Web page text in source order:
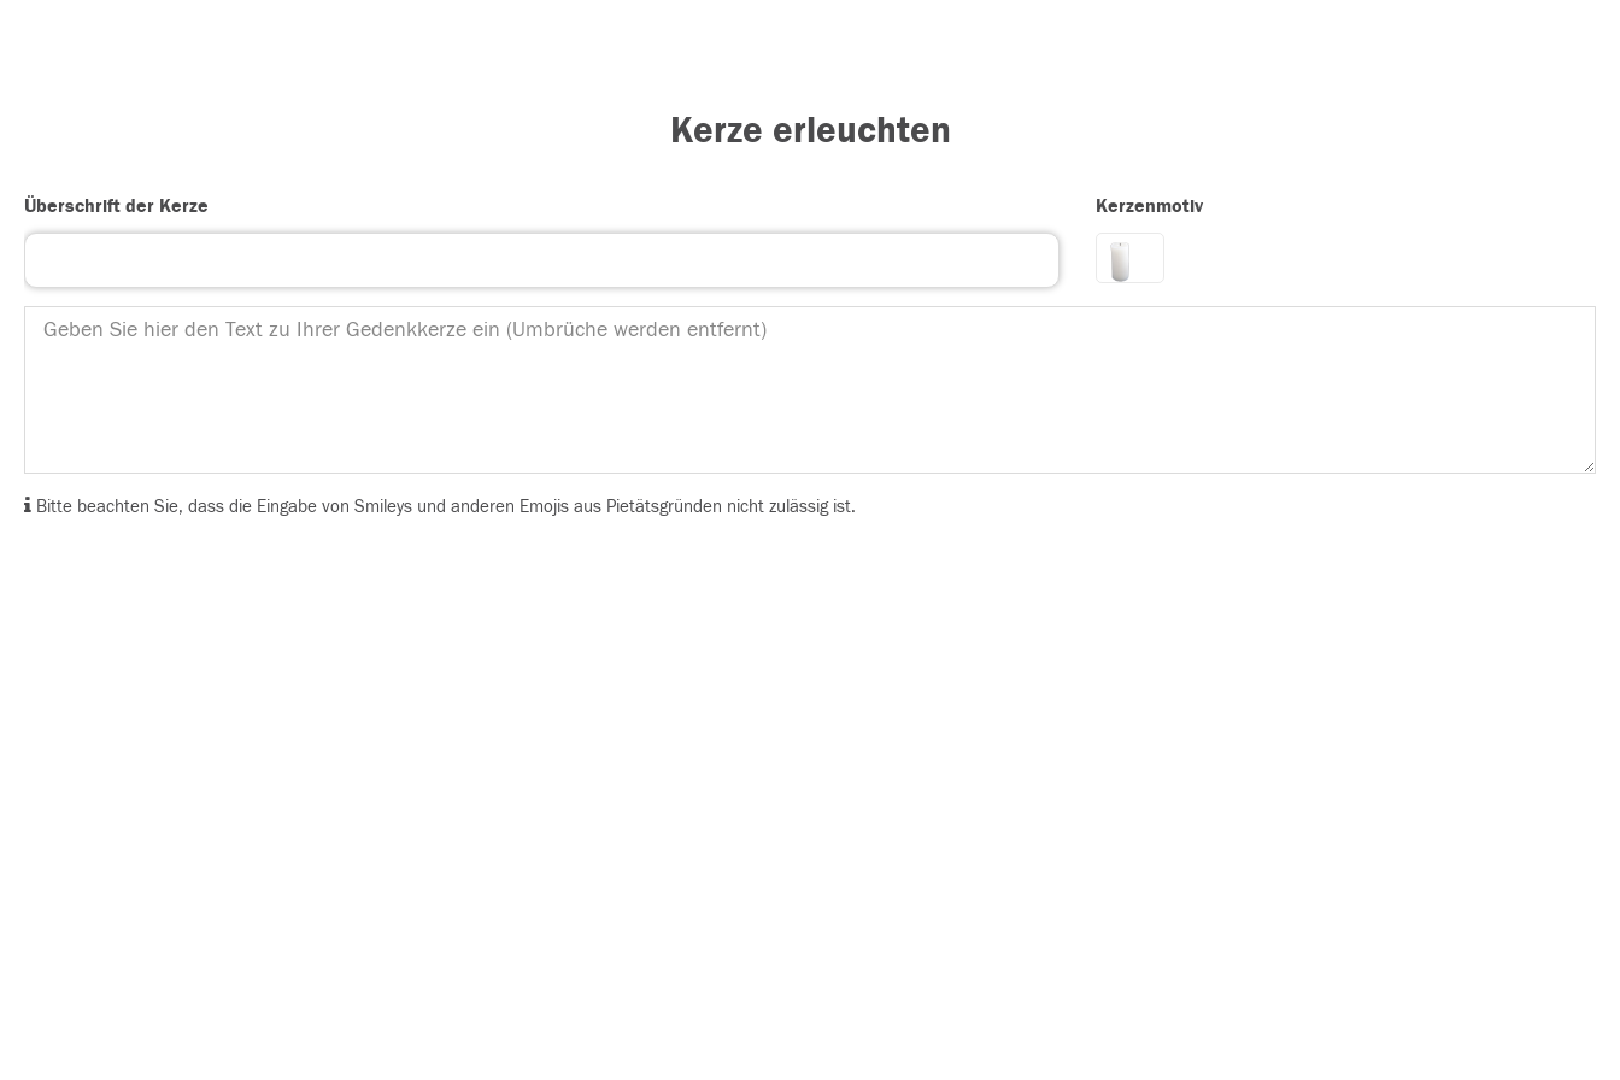
Kerze erleuchten
Überschrift der Kerze Kerzenmotiv
Bitte beachten Sie, dass die Eingabe von Smileys und anderen Emojis aus Pietätsgründen nicht zulässig ist.